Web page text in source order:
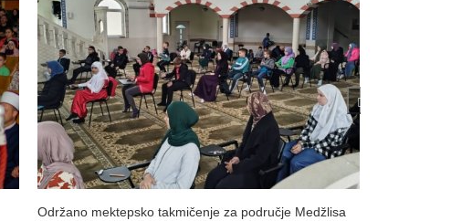
Susreti polaznika Kursa islama iz Banovića, Živinica i